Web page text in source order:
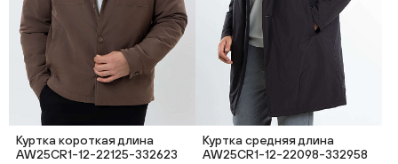
Куртка короткая длина
AW25CR1-12-22125-332623
Куртка средняя длина
AW25CR1-12-22098-332958